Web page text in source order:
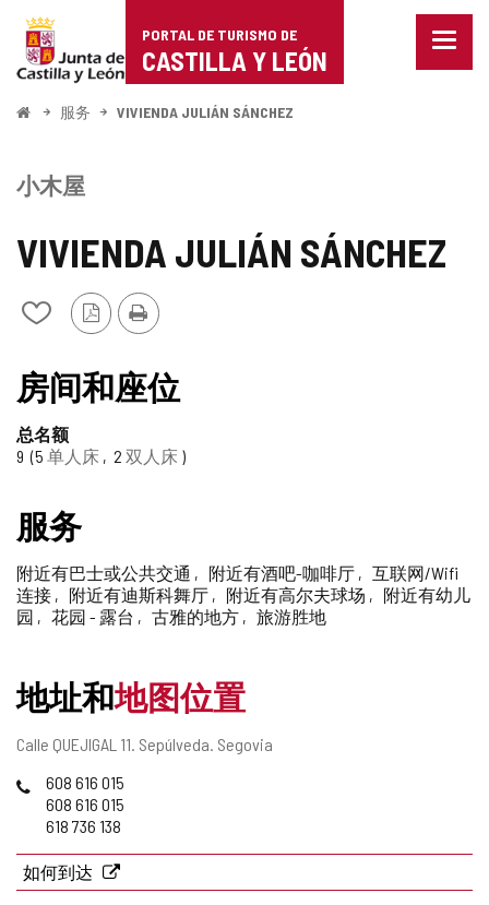
Portal
de
Turismo
Castilla
León
PORTAL DE TURISMO DE
CASTILLA Y LEÓN
菜
选
项
开
服务 VIVIENDA JULIÁN SÁNCHEZ
VIVIENDA JULIÁN SÁNCHEZ
从
笔
记
中
添
删
除
PDF
版
打
印
小木屋
房间和座位
总名额
9 5 单人床 2 双人床
服务
附近有巴士或公共交通 附近有酒吧-咖啡厅
互联网/Wifi
连接
附近有迪斯科舞厅 附近有高尔夫球场
附近有幼儿
园
花园 - 露台 古雅的地方 旅游胜地
地址和地图位置
邮
地
Calle QUEJIGAL 11. Sepúlveda. Segovia
电
608 616 015
608 616 015
618 736 138
如何到达